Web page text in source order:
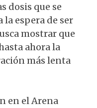
dosis que se
espera de ser
mostrar que
ahora la
más lenta
en el Arena